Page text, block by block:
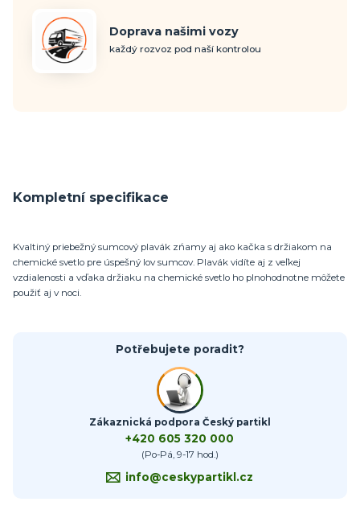
Doprava našimi vozy
každý rozvoz pod naší kontrolou
Kompletní specifikace
Kvaltiný priebežný sumcový plavák zńamy aj ako kačka s držiakom na
chemické svetlo pre úspešný lov sumcov. Plavák vidíte aj z veľkej
vzdialenosti a vďaka držiaku na chemické svetlo ho plnohodnotne môžete
použiť aj v noci.
Potřebujete poradit?
Zákaznická podpora Český partikl
+420 605 320 000
(Po-Pá, 9-17 hod.)
info@ceskypartikl.cz